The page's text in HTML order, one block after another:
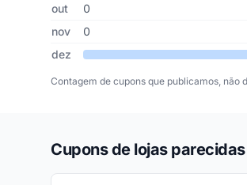
out
0
nov
0
dez
Contagem de cupons que publicamos,
Cupons de lojas